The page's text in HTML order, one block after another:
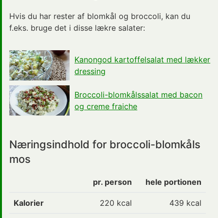
Hvis du har rester af blomkål og broccoli, kan du
f.eks. bruge det i disse lækre salater:
Kanongod kartoffelsalat med lækker
dressing
Broccoli-blomkålssalat med bacon
og creme fraiche
Næringsindhold for broccoli-blomkåls
mos
pr. person hele portionen
Kalorier 220 kcal 439 kcal